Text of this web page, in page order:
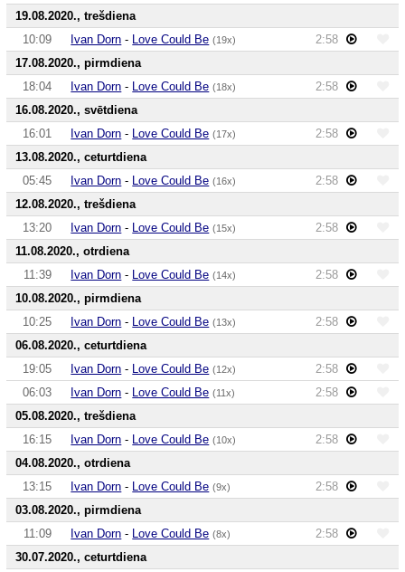
19.08.2020., trešdiena
10:09
Ivan Dorn - Love Could Be (19x)
2:58
17.08.2020., pirmdiena
18:04
Ivan Dorn - Love Could Be (18x)
2:58
16.08.2020., svētdiena
16:01
Ivan Dorn - Love Could Be (17x)
2:58
13.08.2020., ceturtdiena
05:45
Ivan Dorn - Love Could Be (16x)
2:58
12.08.2020., trešdiena
13:20
Ivan Dorn - Love Could Be (15x)
2:58
11.08.2020., otrdiena
11:39
Ivan Dorn - Love Could Be (14x)
2:58
10.08.2020., pirmdiena
10:25
Ivan Dorn - Love Could Be (13x)
2:58
06.08.2020., ceturtdiena
19:05
Ivan Dorn - Love Could Be (12x)
2:58
06:03
Ivan Dorn - Love Could Be (11x)
2:58
05.08.2020., trešdiena
16:15
Ivan Dorn - Love Could Be (10x)
2:58
04.08.2020., otrdiena
13:15
Ivan Dorn - Love Could Be (9x)
2:58
03.08.2020., pirmdiena
11:09
Ivan Dorn - Love Could Be (8x)
2:58
30.07.2020., ceturtdiena